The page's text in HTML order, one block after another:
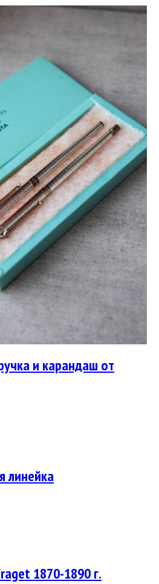
и карандаш от
линейка
1870-1890 г.